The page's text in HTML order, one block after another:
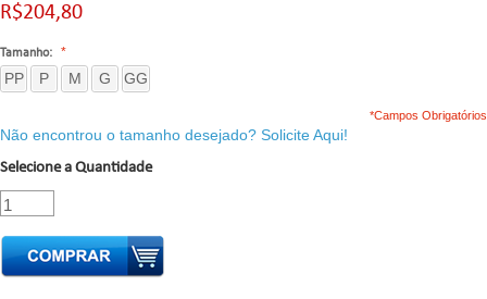
R$204,80
Tamanho:
PP P M G GG
*Campos Obrigatórios
Não encontrou o tamanho desejado? Solicite Aqui!
Selecione a Quantidade